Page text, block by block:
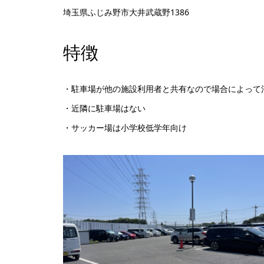
埼玉県ふじみ野市大井武蔵野1386
特徴
・駐車場が他の施設利用者と共有なので場合によっ
・近隣に駐車場はない
・サッカー場は小学校低学年向け